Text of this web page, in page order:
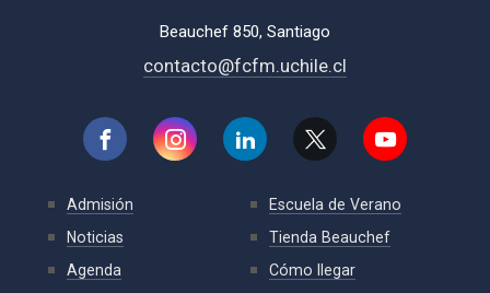
Beauchef 850, Santiago
contacto@fcfm.uchile.cl
Admisión
Noticias
Agenda
Escuela de Verano
Tienda Beauchef
Cómo llegar